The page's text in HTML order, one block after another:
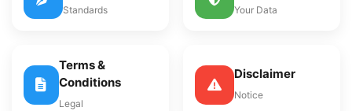
Standards Your Data
Terms &
Conditions
Legal
Disclaimer
Notice